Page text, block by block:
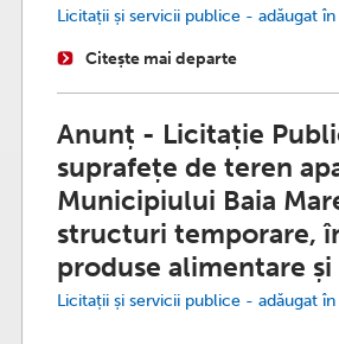
Licitații și servicii publice - adăugat
Citește mai departe
Anunț - Licitație
suprafețe de teren
Municipiului Baia
structuri temporare,
produse alimentare
Licitații și servicii publice - adăugat